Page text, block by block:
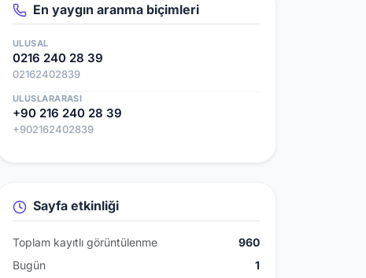
En yaygın aranma biçimleri
ULUSAL
0216 240 28 39
02162402839
ULUSLARARASI
+90 216 240 28 39
+902162402839
Sayfa etkinliği
Toplam kayıtlı görüntülenme
960
Bugün
1